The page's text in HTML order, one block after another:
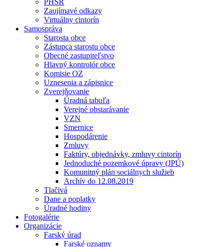
PHSR
Zaujímavé odkazy
Virtuálny cintorín
Samospráva
Starosta obce
Zástupca starostu obce
Obecné zastupiteľstvo
Hlavný kontrolór obce
Komisie OZ
Uznesenia a zápisnice
Zverejňovanie
Úradná tabuľa
Verejné obstarávanie
VZN
Smernice
Hospodárenie
Zmluvy
Faktúry, objednávky, zmluvy cintorín
Jednoduché pozemkové úpravy (JPÚ)
Komunitný plán sociálnych služieb
Archív do 12.08.2019
Tlačivá
Dane a poplatky
Úradné hodiny
Fotogalérie
Organizácie
Farský úrad
Farské oznamy